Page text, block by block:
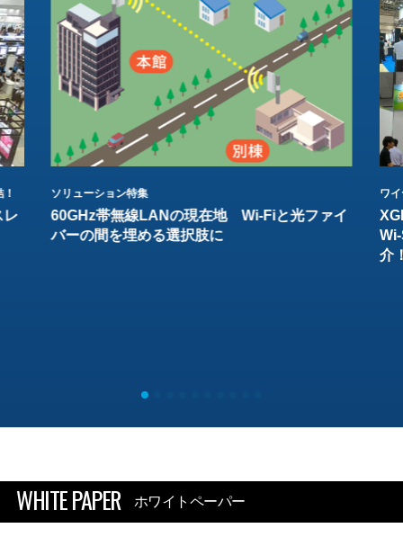
レ
ソリューション特集
60GHz帯無線LANの現在地 Wi-Fiと光ファイ
バーの間を埋める選択肢に
ワ
介
WHITE PAPER ホワイトペーパー